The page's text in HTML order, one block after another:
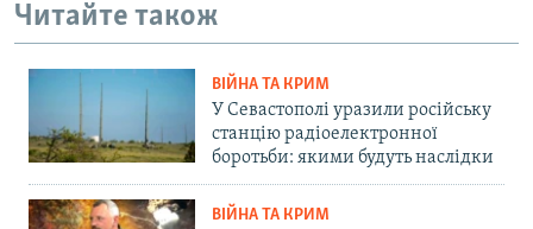
Читайте також
ВІЙНА ТА КРИМ
У Севастополі уразили російську
станцію радіоелектронної
боротьби: якими будуть наслідки
ВІЙНА ТА КРИМ